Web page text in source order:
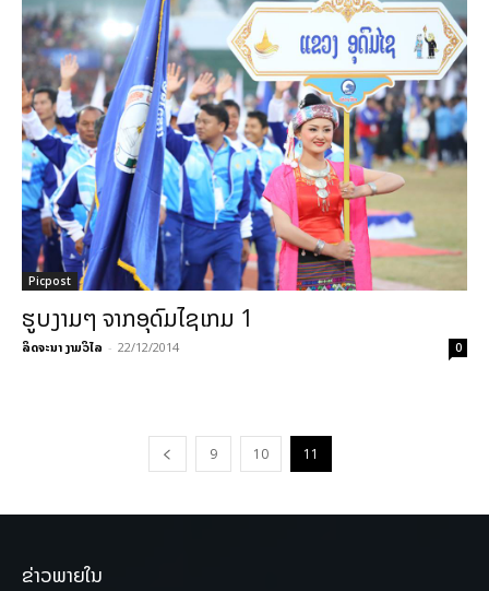
Picpost
ຮູບງາມໆ ຈາກອຸດົມໄຊເກມ 1
ລິດຈະນາ ງາມວິໄລ - 22/12/2014 0
9 10 11
ຂ່າວພາຍໃນ